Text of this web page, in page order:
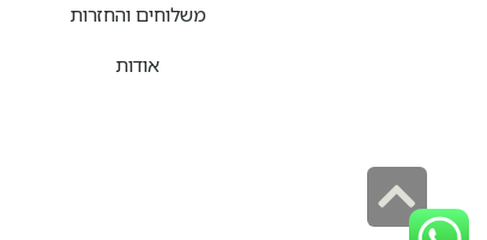
משלוחים והחזרות
אודות
גלילה